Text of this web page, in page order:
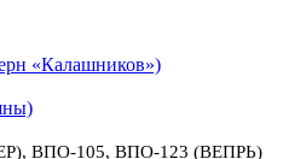
«Калашников»)
ВПО-105, ВПО-123 (ВЕПРЬ)